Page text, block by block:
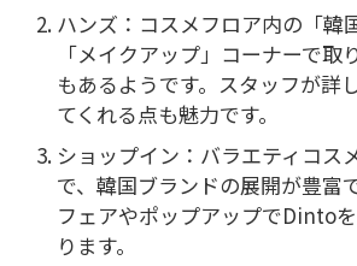
ハンズ：コスメフロア内の「韓
「メイクアップ」コーナーで取
もあるようです。スタッフが詳
てくれる点も魅力です。
ショップイン：バラエティコス
で、韓国ブランドの展開が豊富
フェアやポップアップでDinto
ります。